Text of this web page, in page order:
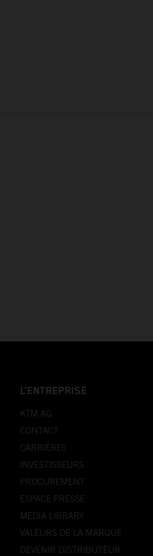
L’ENTREPRISE
KTM AG
CONTACT
CARRIÈRES
INVESTISSEURS
PROCUREMENT
ESPACE PRESSE
MEDIA LIBRARY
VALEURS DE LA MARQUE
DEVENIR DISTRIBUTEUR